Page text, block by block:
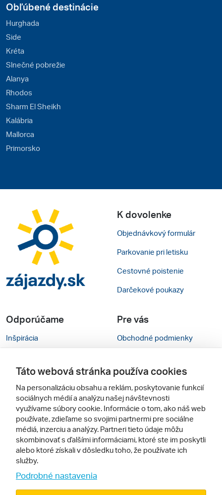
Obľúbené destinácie
Hurghada
Side
Kréta
Slnečné pobrežie
Alanya
Rhodos
Sharm El Sheikh
Kalábria
Mallorca
Primorsko
K dovolenke
Objednávkový formulár
Parkovanie pri letisku
Cestovné poistenie
Darčekové poukazy
Odporúčame
Inšpirácia
Cestovné kancelárie
Zájezdy.cz
Pre vás
Obchodné podmienky
Nastavenie cookies
Mobilná verzia webu
Sledujte nás
Táto webová stránka používa cookies
Na personalizáciu obsahu a reklám, poskytovanie funkcií
sociálnych médií a analýzu našej návštevnosti
využívame súbory cookie. Informácie o tom, ako náš web
používate, zdieľame so svojimi partnermi pre sociálne
médiá, inzerciu a analýzy. Partneri tieto údaje môžu
skombinovať s ďalšími informáciami, ktoré ste im poskytli
alebo ktoré získali v dôsledku toho, že používate ich
služby.
Podrobné nastavenia